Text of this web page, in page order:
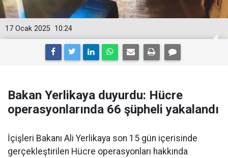
10:24
17 Ocak 2025
Bakan Yerlikaya duyurdu: Hücre
operasyonlarında 66 şüpheli yakalandı
İçişleri Bakanı Ali Yerlikaya son 15 gün içerisinde
gerçekleştirilen Hücre operasyonları hakkında